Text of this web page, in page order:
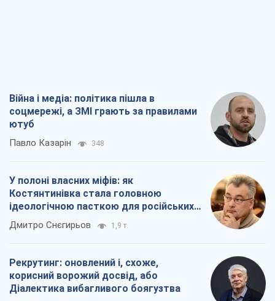
Війна і медіа: політика пішла в
соцмережі, а ЗМІ грають за правилами
ютуб
Павло Казарін 348
У полоні власних міфів: як
Костянтинівка стала головною
ідеологічною пасткою для російських
окупантів
Дмитро Снєгирьов 1,9 т.
Рекрутинг: оновлений і, схоже,
корисний ворожий досвід, або
Діалектика вибагливого боягузтва